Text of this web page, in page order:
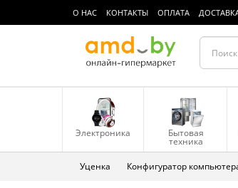
О НАС КОНТАКТЫ ОПЛАТА
Электроника Бытовая
техника
Уценка Конфигуратор